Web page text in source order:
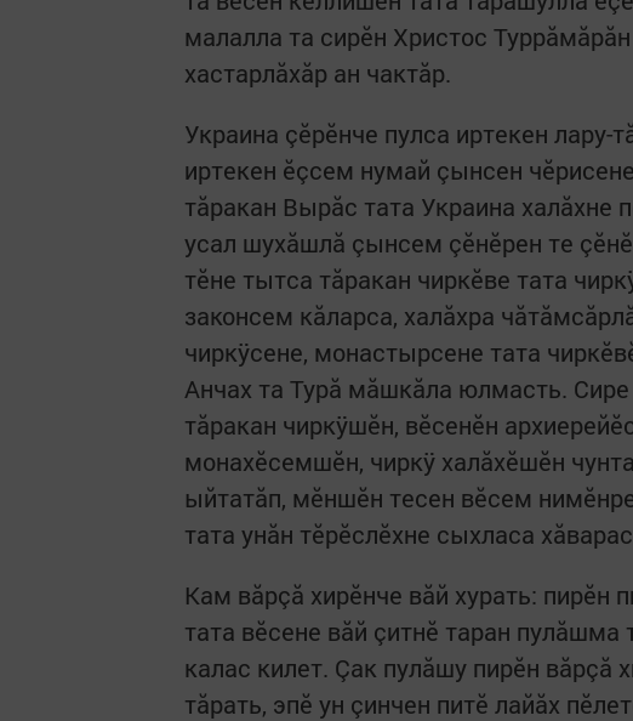
малалла та сирĕн Христос
хастарлăхăр ан чактăр.
Украина çĕрĕнче пулса иртекен лару-
иртекен ĕçсем нумай çынсен
тăракан Вырăс тата Украина халăхне
усал шухăшлă çынсем çĕнĕрен те
тĕне тытса тăракан чиркĕве тата
законсем кăларса, халăхра
чиркÿсене, монастырсене тата
Анчах та Турă мăшкăла юлмасть.
тăракан чиркÿшĕн, вĕсенĕн
монахĕсемшĕн, чиркÿ халăхĕшĕн
ыйтатăп, мĕншĕн тесен вĕсем
тата унăн тĕрĕслĕхне сыхласа
Кам вăрçă хирĕнче вăй хурать:
тата вĕсене вăй çитнĕ таран
калас килет. Çак пулăшу пирĕн вăрçă
тăрать, эпĕ ун çинчен питĕ лайăх